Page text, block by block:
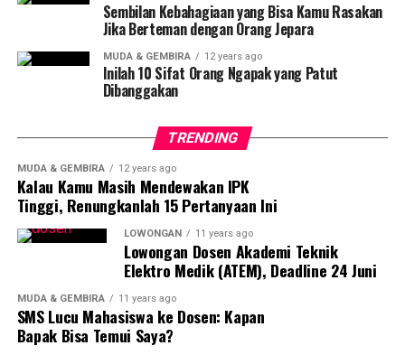
Siswa Miskin Diprediksi Akan PIlih SMK
Portal Semarang
PORTALSEMARANG.COM adalah media terpercaya yang
memberikan informasi bermakna tentang gaya hidup warga
Kota Semarang dan sekitarnya. Tertarik kerja sama dengan
kami? Kontak Rosi: 0812-3826-1313
Sembilan Kebahagiaan yang Bisa Kamu Rasakan
Jika Berteman dengan Orang Jepara
MUDA & GEMBIRA 12 years ago
Inilah 10 Sifat Orang Ngapak yang Patut
Dibanggakan
TRENDING
MUDA & GEMBIRA 12 years ago
Kalau Kamu Masih Mendewakan IPK
Tinggi, Renungkanlah 15 Pertanyaan Ini
LOWONGAN 11 years ago
Lowongan Dosen Akademi Teknik
Elektro Medik (ATEM), Deadline 24 Juni
MUDA & GEMBIRA 11 years ago
SMS Lucu Mahasiswa ke Dosen: Kapan
Bapak Bisa Temui Saya?